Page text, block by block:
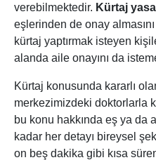
verebilmektedir. Kürtaj
eşlerinden de onay
kürtaj yaptırmak isteyen
alanda aile onayını da
Kürtaj konusunda kararlı
merkezimizdeki doktorlarla
bu konu hakkında eş ya da
kadar her detayı bireysel
on beş dakika gibi kısa